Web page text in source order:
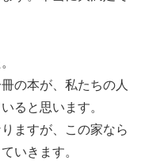
の本が、私たちの人
ると思います。
ますが、この家なら
いきます。